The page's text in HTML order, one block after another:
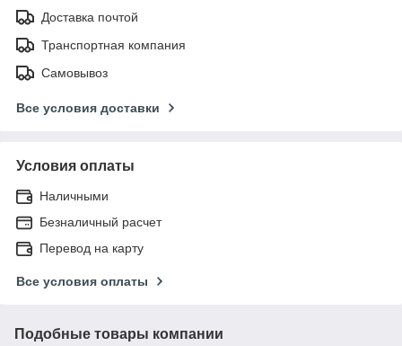
Доставка почтой
Транспортная компания
Самовывоз
Все условия доставки
Условия оплаты
Наличными
Безналичный расчет
Перевод на карту
Все условия оплаты
Подобные товары компании